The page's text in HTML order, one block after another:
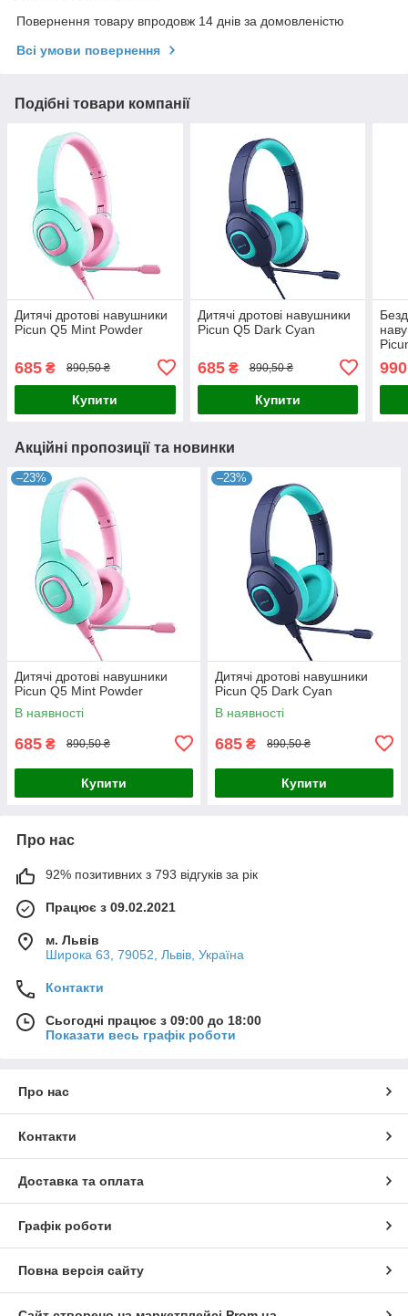
Повернення товару впродовж 14 днів за домовленістю
Всі умови повернення
Подібні товари компанії
Дитячі дротові навушники
Picun Q5 Mint Powder
685 ₴ 890,50 ₴
Купити
Дитячі дротові навушники
Picun Q5 Dark Cyan
685₴ 890,50 ₴
Купити
990
Акційні пропозиції та новинки
–23%
Дитячі дротові навушники
Picun Q5 Mint Powder
В наявності
685 ₴ 890,50 ₴
Купити
–23%
Дитячі дротові навушники
Picun Q5 Dark Cyan
В наявності
685 ₴ 890,50 ₴
Купити
Про нас
92% позитивних з 793 відгуків за рік
Працює з 09.02.2021
м. Львів
Широка 63, 79052, Львів, Україна
Контакти
Сьогодні працює з 09:00 до 18:00
Показати весь графік роботи
Про нас
Контакти
Доставка та оплата
Графік роботи
Повна версія сайту